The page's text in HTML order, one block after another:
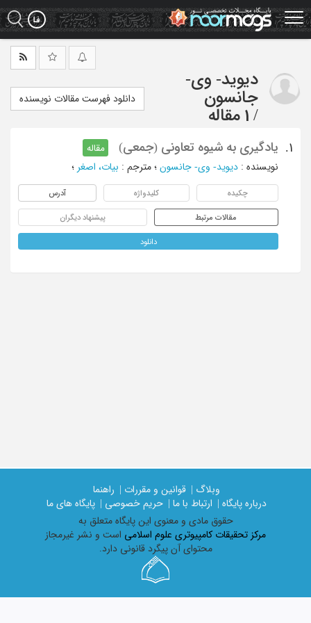
Skip
to
main
دیوید- وی-
جانسون
/ 1 مقاله
دانلود فهرست مقالات نویسنده
1. یادگیری به شیوه تعاونی (جمعی)
مقاله
نویسنده : دیوید- وی- جانسون ؛ مترجم : بیات، اصغر ؛
چکیده کلیدواژه آدرس
مقالات مرتبط پیشنهاد دیگران
دانلود
وبلاگ | قوانین و مقررات |
راهنما
درباره پایگاه |
ارتباط با ما | حریم خصوصی |
پایگاه های ما
حقوق مادی و معنوی اين پايگاه متعلق به
مرکز تحقیقات کامپیوتری علوم اسلامی است و نشر غیرمجاز
محتوای آن پیگرد قانونی دارد.